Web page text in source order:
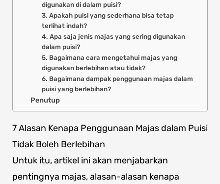
digunakan di dalam puisi?
3. Apakah puisi yang sederhana bisa tetap
terlihat indah?
4. Apa saja jenis majas yang sering digunakan
dalam puisi?
5. Bagaimana cara mengetahui majas yang
digunakan berlebihan atau tidak?
6. Bagaimana dampak penggunaan majas dalam
puisi yang berlebihan?
Penutup
7 Alasan Kenapa Penggunaan Majas dalam Puisi
Tidak Boleh Berlebihan
Untuk itu, artikel ini akan menjabarkan
pentingnya majas, alasan-alasan kenapa